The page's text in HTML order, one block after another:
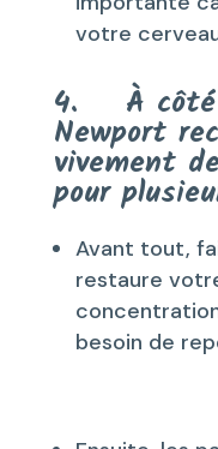
votre
4. À côté
Newport
vivement
pour
Avant tout,
restaure
besoin de